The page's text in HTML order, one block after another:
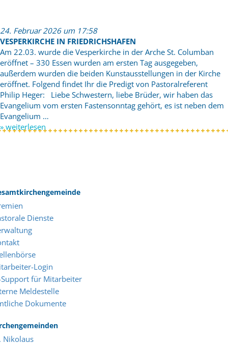
24. Februar 2026 um 17:58
VESPERKIRCHE IN FRIEDRICHSHAFEN
Am 22.03. wurde die Vesperkirche in der Arche St. Columban
eröffnet – 330 Essen wurden am ersten Tag ausgegeben,
außerdem wurden die beiden Kunstausstellungen in der Kirche
eröffnet. Folgend findet Ihr die Predigt von Pastoralreferent
Philip Heger: Liebe Schwestern, liebe Brüder, wir haben das
Evangelium vom ersten Fastensonntag gehört, es ist neben dem
Evangelium …
» weiterlesen
Dienste
Login
Support für Mitarbeiter
Meldestelle
Dokumente
Nikolaus